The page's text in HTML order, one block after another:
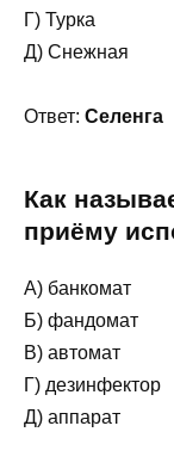
Г) Турка
Д) Снежная
Ответ: Селенга
Как
приёму
А) банкомат
Б) фандомат
В) автомат
Г) дезинфектор
Д) аппарат